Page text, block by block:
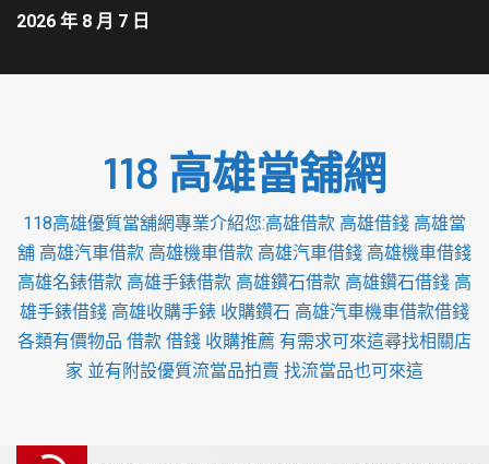
2026 年 8 月 7 日
118 高雄當舖網
118高雄優質當舖網專業介紹您:高雄借款 高雄借錢 高雄當
舖 高雄汽車借款 高雄機車借款 高雄汽車借錢 高雄機車借錢
高雄名錶借款 高雄手錶借款 高雄鑽石借款 高雄鑽石借錢 高
雄手錶借錢 高雄收購手錶 收購鑽石 高雄汽車機車借款借錢
各類有價物品 借款 借錢 收購推薦 有需求可來這尋找相關店
家 並有附設優質流當品拍賣 找流當品也可來這